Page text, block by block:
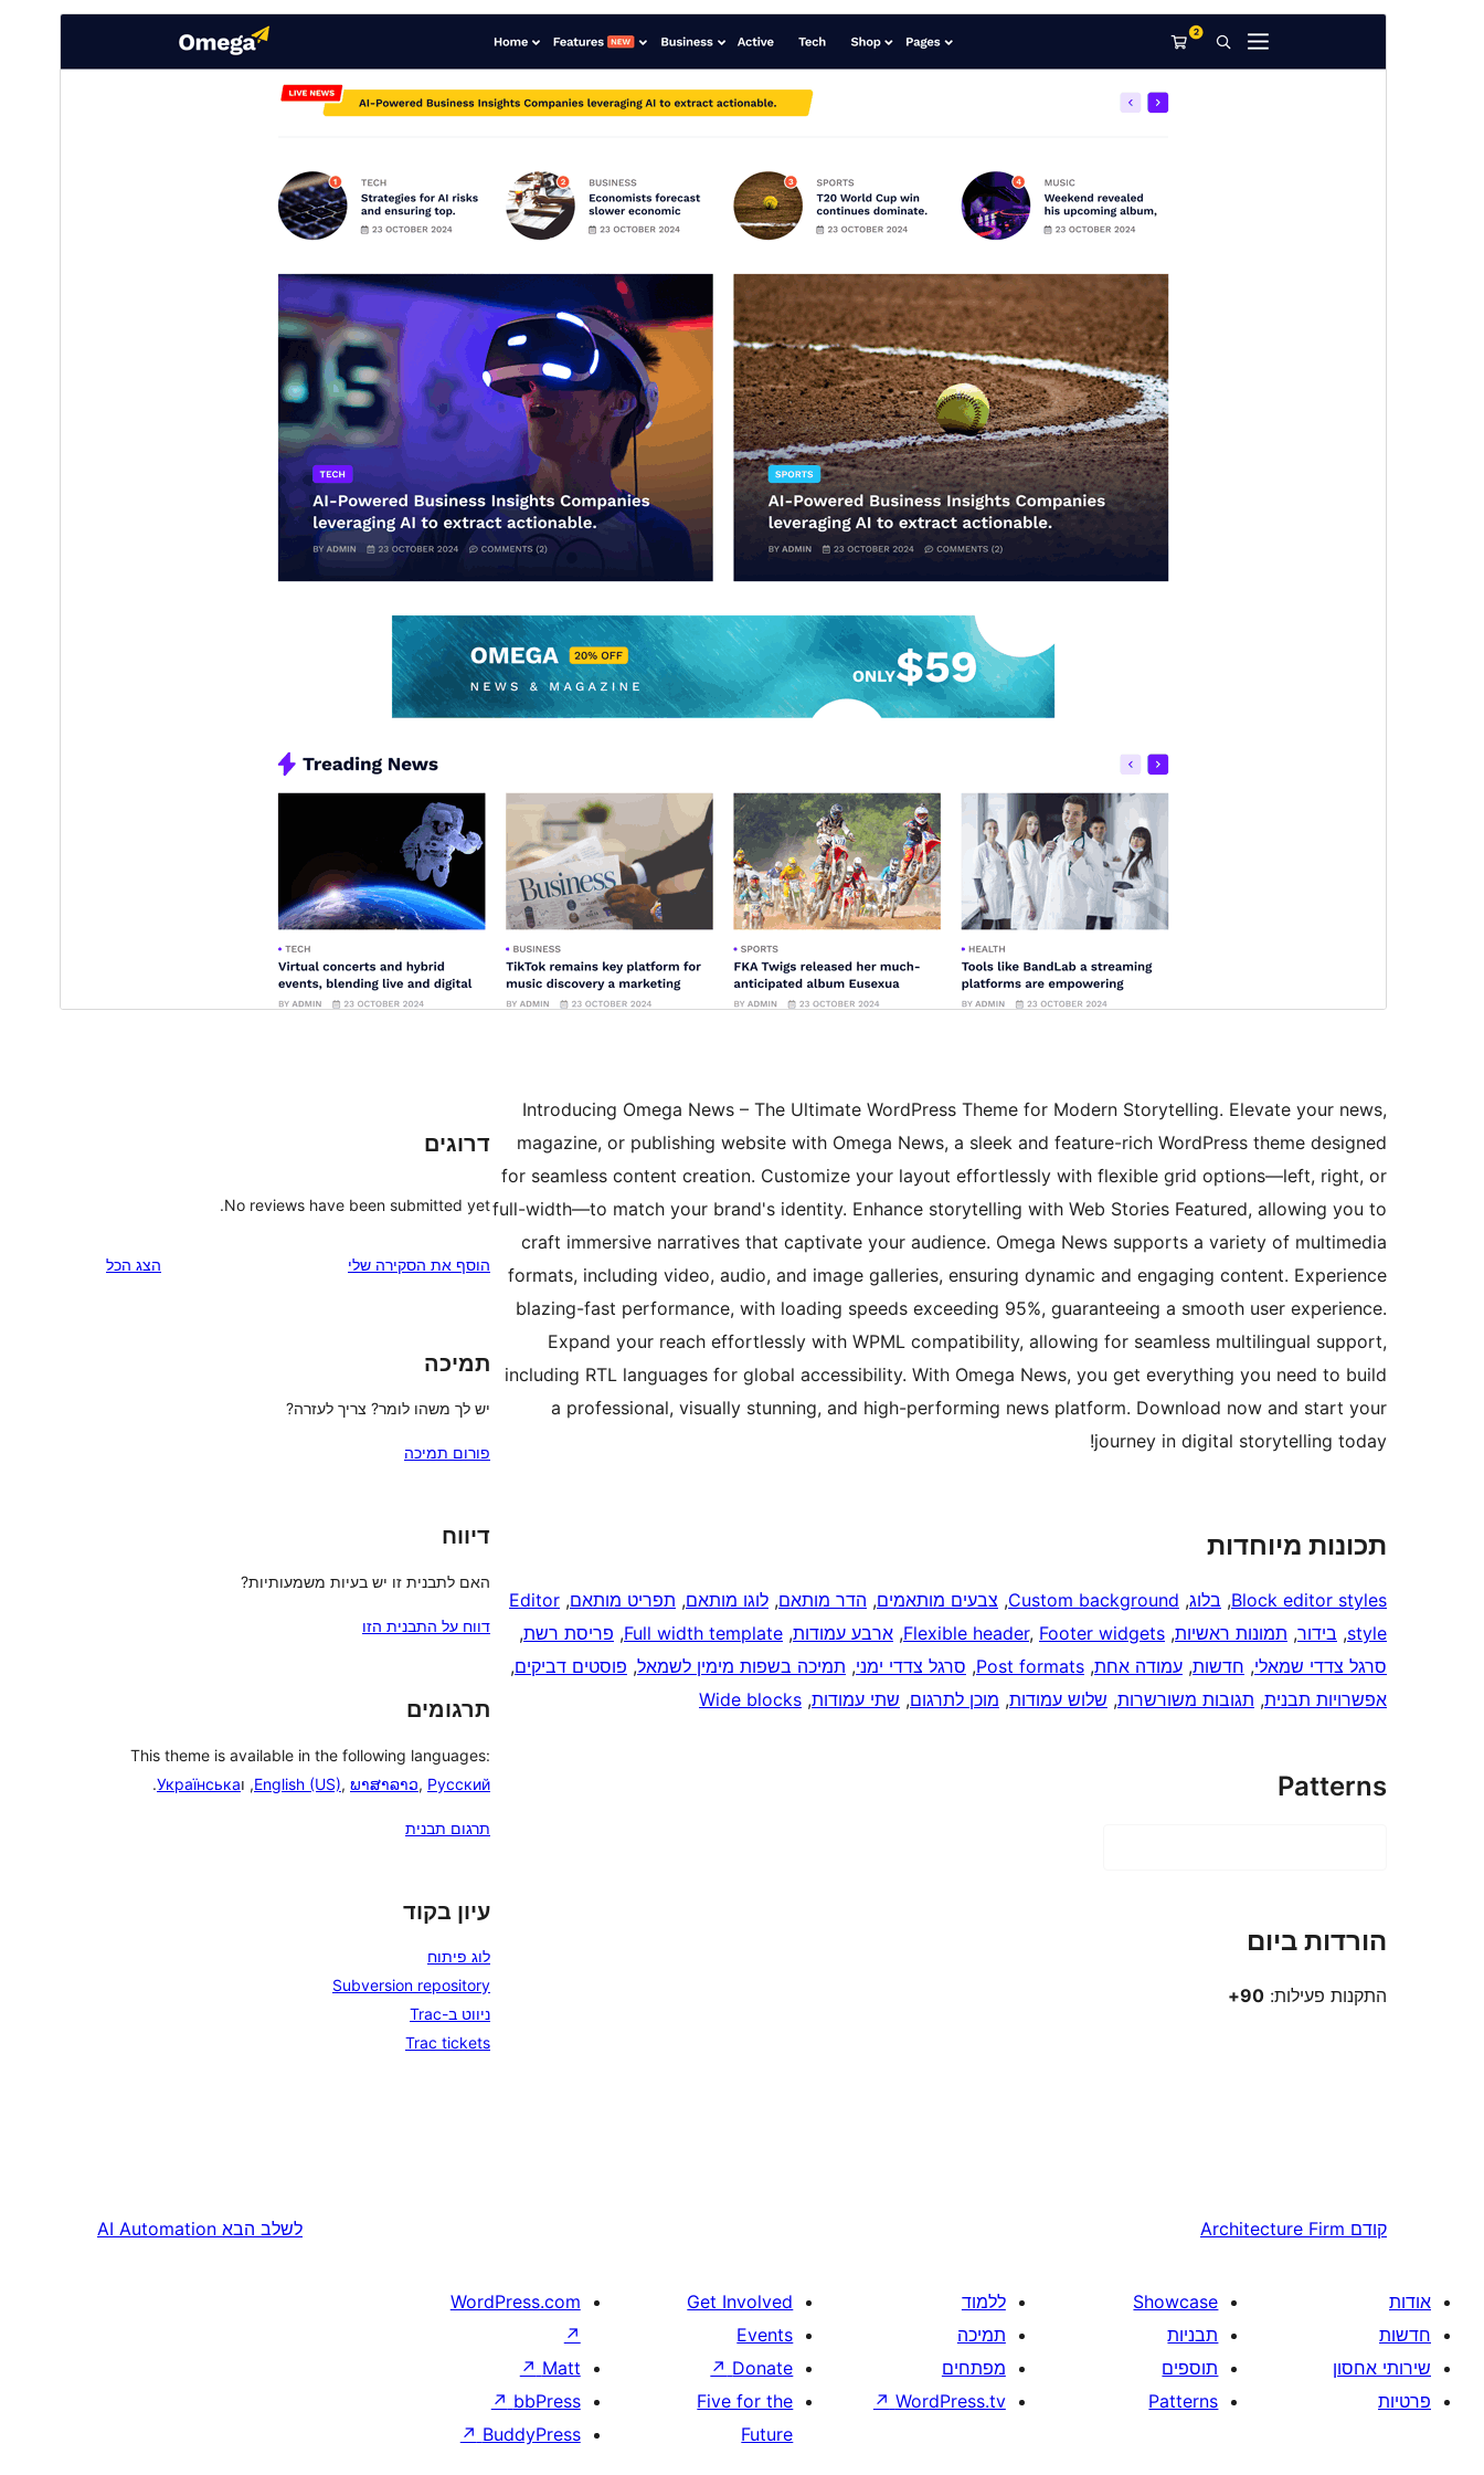
גרסה
1.0.2
עודכן לאחרונה
האתר של התבנית
Introducing Omega News – The Ultimate WordPress Theme for Modern Storytelling. Elevate your news,
magazine, or publishing website with Omega News, a sleek and feature-rich WordPress theme designed
for seamless content creation. Customize your layout effortlessly with flexible grid options—left, right, or
full-width—to match your brand's identity. Enhance storytelling with Web Stories Featured, allowing you to
craft immersive narratives that captivate your audience. Omega News supports a variety of multimedia
formats, including video, audio, and image galleries, ensuring dynamic and engaging content. Experience
blazing-fast performance, with loading speeds exceeding 95%, guaranteeing a smooth user experience.
Expand your reach effortlessly with WPML compatibility, allowing for seamless multilingual support,
including RTL languages for global accessibility. With Omega News, you get everything you need to build
a professional, visually stunning, and high-performing news platform. Download now and start your
journey in digital storytelling today!
תכונות מיוחדות
Block editor styles
, בלוג,
Custom background
, צבעים מותאמים, הדר מותאם, לוגו מותאם, תפריט מותאם,
Editor
style
, בידור, תמונות ראשיות,
Flexible header, Footer widgets
, ארבע עמודות,
Full width template
, פריסת רשת,
סרגל צדדי שמאלי, חדשות, עמודה אחת,
Post formats
, סרגל צדדי ימני, תמיכה בשפות מימין לשמאל, פוסטים דביקים,
אפשרויות תבנית, תגובות משורשרות, שלוש עמודות, מוכן לתרגום, שתי עמודות,
Wide blocks
Patterns
הורדות ביום
התקנות פעילות: 90+
דרוגים
No reviews have been submitted yet.
הוסף את הסקירה שלי הצג הכל
תמיכה
יש לך משהו לומר? צריך לעזרה?
פורום תמיכה
דיווח
האם לתבנית זו יש בעיות משמעותיות?
דווח על התבנית הזו
תרגומים
This theme is available in the following languages:
English (US), ພາສາລາວ, Русский , וУкраїнська
.
תרגום תבנית
עיון בקוד
לוג פיתוח
Subversion repository
ניווט ב-Trac
Trac tickets
קודם Architecture Firm לשלב הבא AI Automation
אודות
חדשות
שירותי אחסון
פרטיות
Showcase
תבניות
תוספים
Patterns
ללמוד
תמיכה
מפתחים
WordPress.tv
↗
Get Involved
Events
Donate
↗
Five for the
Future
WordPress.com
↗
Matt
↗
bbPress
↗
BuddyPress
↗